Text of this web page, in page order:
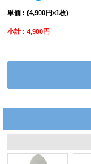
単価 : (4,900円×1枚)
小計 : 4,900円